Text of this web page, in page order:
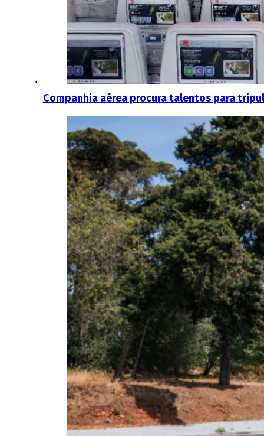
Companhia aérea procura talentos para